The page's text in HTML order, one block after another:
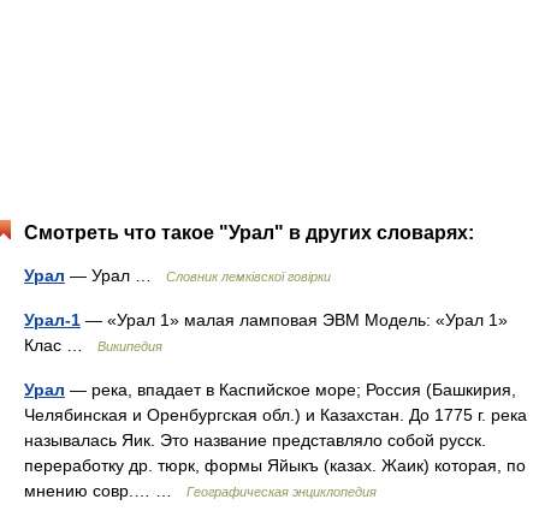
Смотреть что такое "Урал" в других словарях:
Урал — Урал … Словник лемківскої говірки
Урал-1 — «Урал 1» малая ламповая ЭВМ Модель: «Урал 1»
Клас …
Википедия
Урал — река, впадает в Каспийское море; Россия (Башкирия,
Челябинская и Оренбургская обл.) и Казахстан. До 1775 г. река
называлась Яик. Это название представляло собой русск.
переработку др. тюрк, формы Яйыкъ (казах. Жаик) которая, по
мнению совр.… …
Географическая энциклопедия